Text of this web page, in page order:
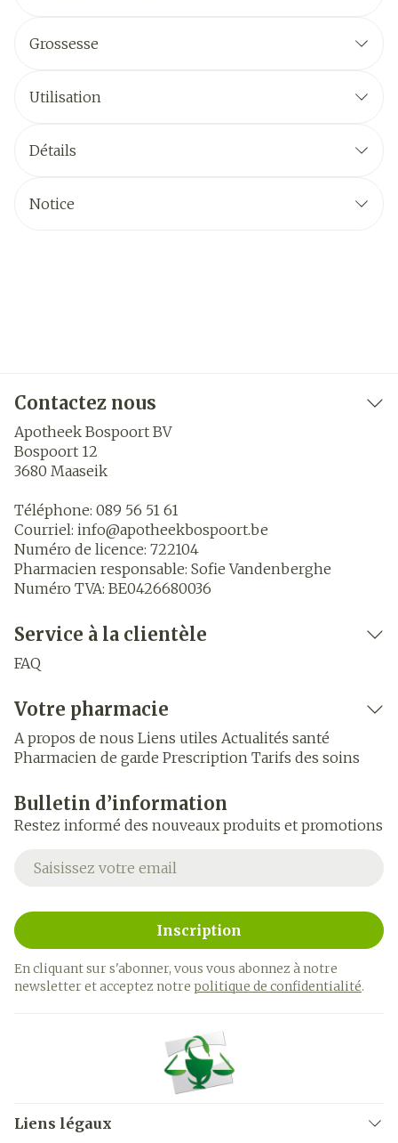
Grossesse
Utilisation
Détails
Notice
Contactez nous
Apotheek Bospoort BV
Bospoort 12
3680 Maaseik
Téléphone: 089 56 51 61
Courriel: info@apotheekbospoort.be
Numéro de licence: 722104
Pharmacien responsable: Sofie Vandenberghe
Numéro TVA: BE0426680036
Service à la clientèle
FAQ
Votre pharmacie
A propos de nous Liens utiles Actualités santé
Pharmacien de garde Prescription Tarifs des soins
Bulletin d’information
Restez informé des nouveaux produits et promotions
Adresse mail
Inscription
En cliquant sur s'abonner, vous vous abonnez à notre
newsletter et acceptez notre politique de confidentialité.
Liens légaux